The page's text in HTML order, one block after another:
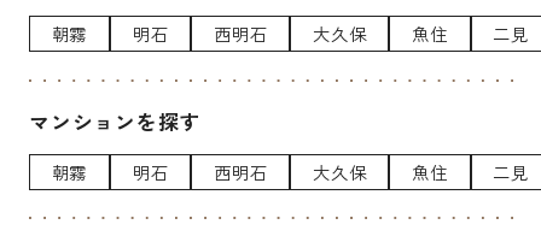
朝霧 明石 西明石 大久保 魚住 二見
マンションを探す
朝霧 明石 西明石 大久保 魚住 二見